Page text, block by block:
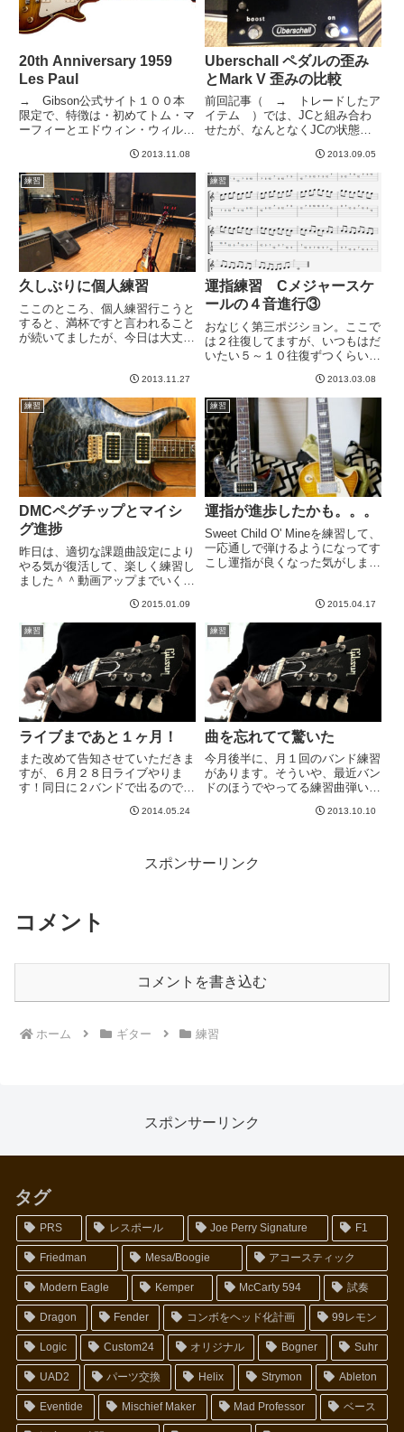
20th Anniversary 1959
Les Paul
→ Gibson公式サイト１００本
限定で、特徴は・初めてトム・マ
ーフィーとエドウィン・ウィルソ
よ。・トム・マーフィーが、93
年のヒスコレ開始時のように１本
ずつ塗装やるよ。とあります。と
もかく、杢目がすごそうな１...
2013.11.08
Uberschall ペダルの歪み
とMark V 歪みの比較
前回記事（ → トレードしたア
イテム ）では、JCと組み合わ
せたが、なんとなくJCの状態が
たが、自宅でMark Vと組み合わ
せてみると、、、これがなかなか
いけるんじゃないか、と。Mark
Vも歪みますが、ちょっ...
2013.09.05
練習
久しぶりに個人練習
ここのところ、個人練習行こうと
すると、満杯ですと言われること
が続いてましたが、今日は大丈夫
っとなったが、練習したかったの
で良しとします。広々。今日は身
軽にギターだけ持っていって、
ペ...
2013.11.27
練習
運指練習 Cメジャースケ
ールの４音進行③
おなじく第三ポジション。ここで
は２往復してますが、いつもはだ
いたい５～１０往復ずつくらいや
ムがよれる＾＾；あと、やっぱり
１～２弦あたりで、どーしても力
入るのか、強くピッキングしてし
まったりぺにょっとなったり、
粒...
2013.03.08
練習
DMCペグチップとマイシ
グ進捗
昨日は、適切な課題曲設定により
やる気が復活して、楽しく練習し
ました＾＾動画アップまでいくに
が、なんとか弾けそうな予感がし
て嬉しいです＾＾さて、昨日は、
仕事の合間をぬって楽器屋さんに
行ってきました。目的は２つあ
り...
2015.01.09
練習
運指が進歩したかも。。。
Sweet Child O' Mineを練習して、
一応通しで弾けるようになってす
こし運指が良くなった気がしま
く必要があります。最初は全然動
かなかったのですが、徐々に動く
ようになり、...
2015.04.17
練習
ライブまであと１ヶ月！
また改めて告知させていただきま
すが、６月２８日ライブやりま
す！同日に２バンドで出るので、
何度もかかせていただいているエ
も、、、AKIBASMITHwww時...
2014.05.24
練習
曲を忘れてて驚いた
今月後半に、月１回のバンド練習
があります。そういや、最近バン
ドのほうでやってる練習曲弾いて
一回ずつ弾いて寝るか、とおもっ
ですね。まあ、でもバンドのほ
う...
2013.10.10
スポンサーリンク
コメント
コメントを書き込む
ホーム ギター 練習
スポンサーリンク
タグ
PRS レスポール Joe Perry Signature F1
Friedman Mesa/Boogie アコースティック
Modern Eagle Kemper McCarty 594 試奏
Dragon Fender コンボをヘッド化計画 99レモン
Logic Custom24 オリジナル Bogner Suhr
UAD2 パーツ交換 Helix Strymon Ableton
Eventide Mischief Maker Mad Professor ベース